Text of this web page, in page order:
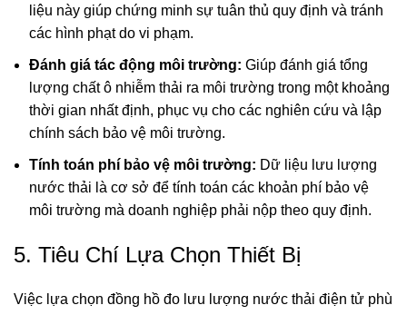
liệu này giúp chứng minh sự tuân thủ quy định và tránh
các hình phạt do vi phạm.
Đánh giá tác động môi trường: Giúp đánh giá tổng
lượng chất ô nhiễm thải ra môi trường trong một khoảng
thời gian nhất định, phục vụ cho các nghiên cứu và lập
chính sách bảo vệ môi trường.
Tính toán phí bảo vệ môi trường: Dữ liệu lưu lượng
nước thải là cơ sở để tính toán các khoản phí bảo vệ
môi trường mà doanh nghiệp phải nộp theo quy định.
5. Tiêu Chí Lựa Chọn Thiết Bị
Việc lựa chọn đồng hồ đo lưu lượng nước thải điện tử phù